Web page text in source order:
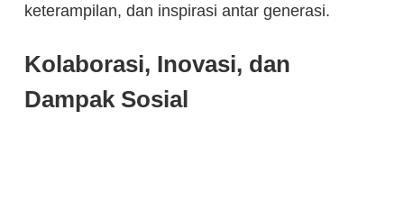
keterampilan, dan inspirasi antar generasi.
Kolaborasi, Inovasi, dan
Dampak Sosial